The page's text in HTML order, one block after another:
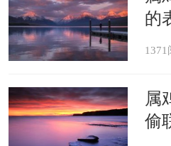
的
1371
属
偷